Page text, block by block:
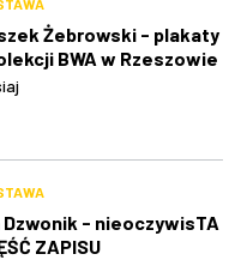
Żebrowski - plakaty
BWA w Rzeszowie
Dzwonik - nieoczywisTA
ZAPISU